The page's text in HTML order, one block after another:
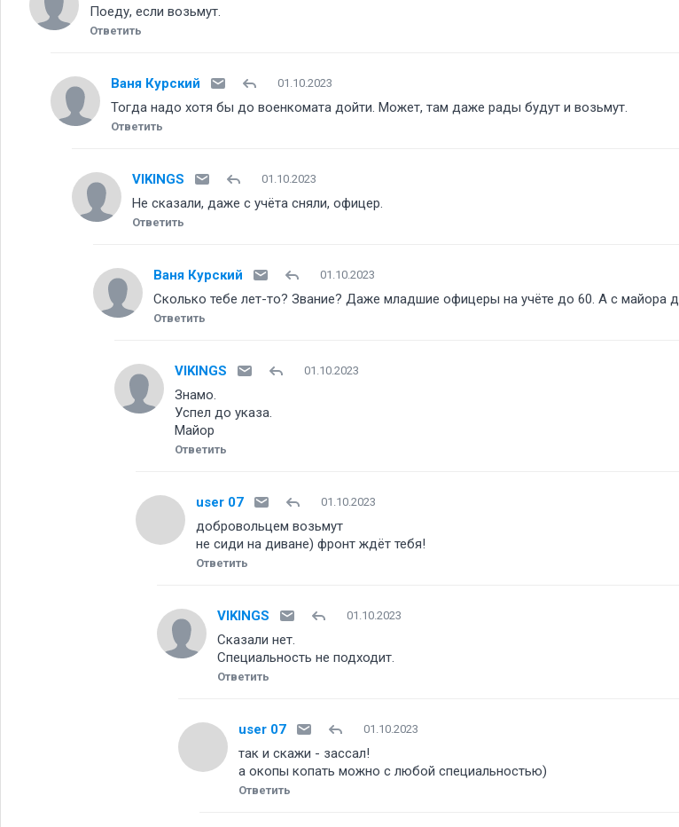
Поеду, если возьмут.
Ответить
Ваня Курский 01.10.2023
Тогда надо хотя бы до военкомата дойти. Может, там даже рады будут и возьмут.
Ответить
VIKINGS 01.10.2023
Не сказали, даже с учёта сняли, офицер.
Ответить
Ваня Курский 01.10.2023
Сколько тебе лет-то? Звание? Даже младшие офицеры на учёте до 60. А с майора
Ответить
VIKINGS 01.10.2023
Знамо.
Успел до указа.
Майор
Ответить
user 07 01.10.2023
добровольцем возьмут
не сиди на диване) фронт ждёт тебя!
Ответить
VIKINGS 01.10.2023
Сказали нет.
Специальность не подходит.
Ответить
user 07 01.10.2023
так и скажи - зассал!
а окопы копать можно с любой специальностью)
Ответить